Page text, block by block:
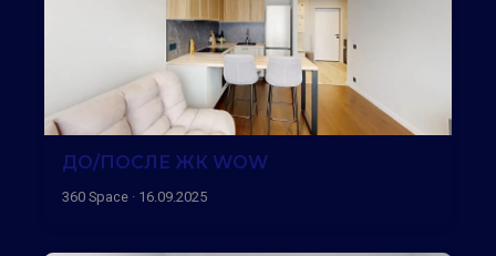
ДО/ПОСЛЕ ЖК WOW
360 Space · 16.09.2025